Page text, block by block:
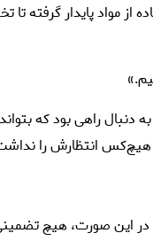
دنبال راهی بود که
هیچ‌کس انتظارش را
این صورت، هیچ